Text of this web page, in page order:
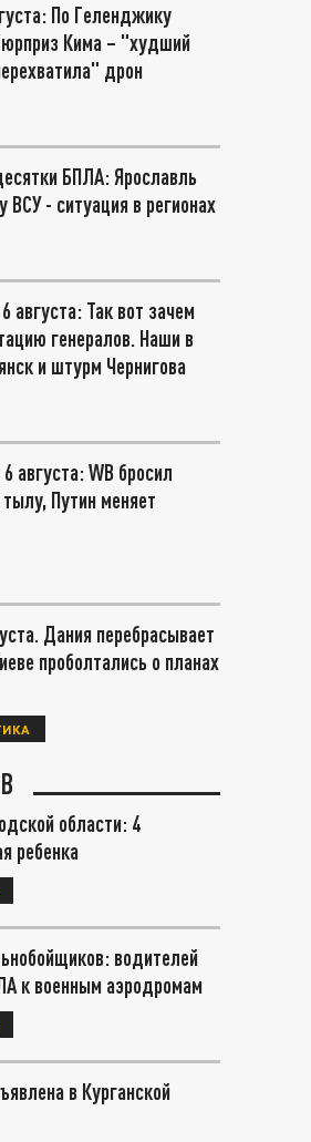
По Геленджику
Кима – "худший
дрон
БПЛА: Ярославль
- ситуация в регионах
августа: Так вот зачем
генералов. Наши в
и штурм Чернигова
августа: WB бросил
Путин меняет
Дания перебрасывает
проболтались о планах
области: 4
ребенка
водителей
к военным аэродромам
в Курганской